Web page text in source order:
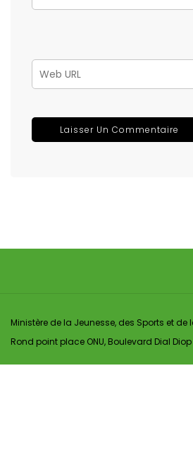
Ministère de la Jeunesse, des Sports et de
Rond point place ONU, Boulevard Dial